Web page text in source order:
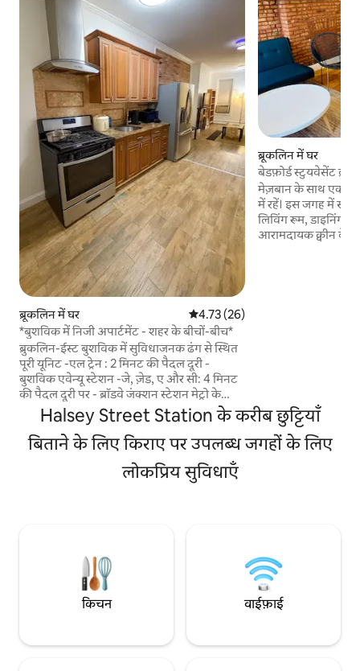
ब्रूकलिन में घर औसत रेटिंग 5 में से 4.73, 26 समीक्षाएँ
4.73 (26)
*बुशविक में निजी अपार्टमेंट - शहर के बीचों-बीच*
ब्रुकलिन-ईस्ट बुशविक में सुविधाजनक ढंग से स्थित
पूरी यूनिट -एल ट्रेन : 2 मिनट की पैदल दूरी -
बुशविक एवेन्यू स्टेशन -जे, ज़ेड, ए और सी: 4 मिनट
की पैदल दूरी पर - ब्रॉडवे जंक्शन स्टेशन मेट्रो के
ज़रिए: -विलियम्सबर्ग से 15 मिनट की दूरी पर (नाइट
लाइफ़ + ढेर सारे रेस्टोरेंट और शॉपिंग) - ब्रुकलिन
डाउनटाउन (नाइट लाइफ़ + ढेर सारे रेस्टोरेंट और
शॉपिंग + बार्कलेज़ सेंटर) 18 मिनट की दूरी पर है -
ब्रुकलिन ब्रिज 23 मिनट की दूरी पर - मैनहैटन
(फ़ाइनेंशियल डिस्ट्रिक्ट और/या यूनियन स्क्वायर क्षेत्र)
ब्रूकलिन में घर
बेडफ़ोर्ड स्टुयवेसेंट
मेज़बान के साथ एक
में रहें। इस जगह में
लिविंग रूम, डाइनिंग
आरामदायक क्वीन
Halsey Street Station के करीब छुट्टियाँ
बिताने के लिए किराए पर उपलब्ध जगहों के लिए
लोकप्रिय सुविधाएँ
किचन वाईफ़ाई